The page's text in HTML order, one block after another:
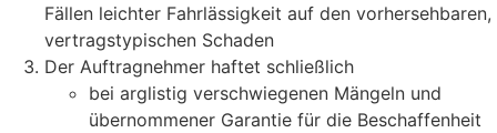
Fällen leichter Fahrlässigkeit auf den vorhersehbaren,
vertragstypischen Schaden
Der Auftragnehmer haftet schließlich
bei arglistig verschwiegenen Mängeln und
übernommener Garantie für die Beschaffenheit